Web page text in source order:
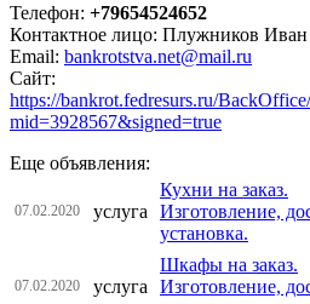
Телефон: +79654524652
Контактное лицо: Плужников
Email: bankrotstva.net@mail.ru
Сайт:
https://bankrot.fedresurs.ru/
mid=3928567&signed=true
Еще объявления:
07.02.2020 услуга
Кухни на заказ.
Изготовление,
установка.
07.02.2020 услуга
Шкафы на заказ.
Изготовление,